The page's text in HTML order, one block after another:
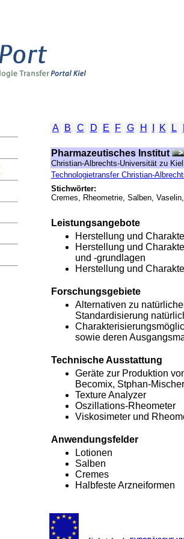
A B C D E F G H K L
Pharmazeutisches Institut
Christian-Albrechts-Universität zu Kiel
Technologietransfer Christian-
Stichwörter:
Cremes, Rheometrie, Salben,
Leistungsangebote
Herstellung und
Herstellung und
und -grundlagen
Herstellung und
Forschungsgebiete
Alternativen zu
Standardisierung
sowie deren
Technische Ausstattung
Geräte zur Produktion
Becomix, Stphan-
Texture Analyzer
Oszillations-Rheometer
Viskosimeter und
Anwendungsfelder
Lotionen
Salben
Cremes
Halbfeste Arzneiformen